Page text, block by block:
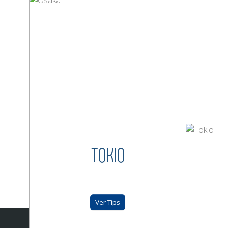
TOKIO
Ver Tips